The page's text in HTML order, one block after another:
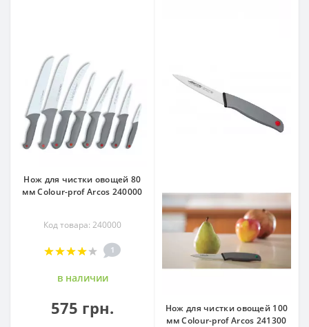
Нож для чистки овощей 80
мм Сolour-prof Arcos 240000
Код товара: 240000
1
в наличии
575 грн.
Нож для чистки овощей 100
мм Сolour-prof Arcos 241300